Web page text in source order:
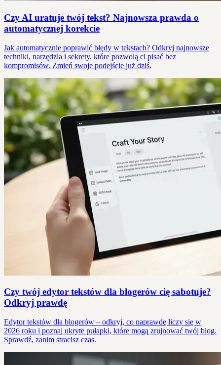
Czy AI uratuje twój tekst? Najnowsza prawda o
automatycznej korekcie
Jak automatycznie poprawić błędy w tekstach? Odkryj najnowsze
techniki, narzędzia i sekrety, które pozwolą ci pisać bez
kompromisów. Zmień swoje podejście już dziś.
Czy twój edytor tekstów dla blogerów cię sabotuje?
Odkryj prawdę
Edytor tekstów dla blogerów – odkryj, co naprawdę liczy się w
2026 roku i poznaj ukryte pułapki, które mogą zrujnować twój blog.
Sprawdź, zanim stracisz czas.